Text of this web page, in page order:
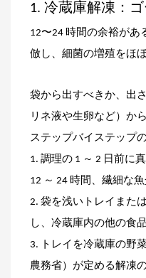
1. 冷蔵庫解凍：
12〜24 時間の余裕が
倣し、細菌の増殖をほ
袋から出すべきか、出
リネ液や生卵など）か
ステップバイステップ
1. 調理の 1 ～ 2 日前に
12 ～ 24 時間、繊細な
2. 袋を浅いトレイまた
し、冷蔵庫内の他の食
3. トレイを冷蔵庫の野
農務省）が定める解凍